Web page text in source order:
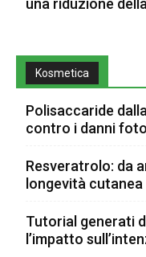
una riduzione
Kosmetica
Polisaccaride
contro i danni
Resveratrolo: da
longevità cutanea
Tutorial generati
l’impatto